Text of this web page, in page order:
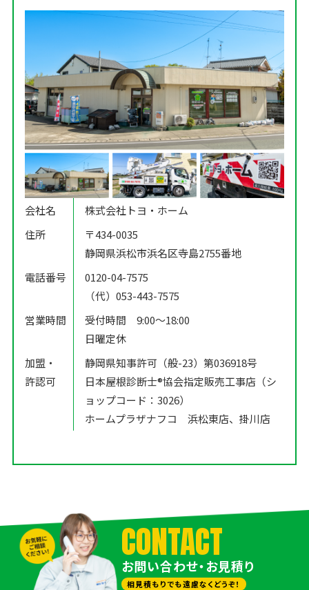
会社名
株式会社トヨ・ホーム
住所
〒434-0035
静岡県浜松市浜名区寺島2755番地
電話番号
0120-04-7575
（代）053-443-7575
営業時間
受付時間 9:00〜18:00
日曜定休
加盟・
許認可
静岡県知事許可（般-23）第036918号
日本屋根診断士®️協会指定販売工事店（シ
ョップコード：3026）
ホームプラザナフコ 浜松東店、掛川店
CONTACT
お問い合わせ・お見積り
相見積もりでも遠慮なくどうぞ！